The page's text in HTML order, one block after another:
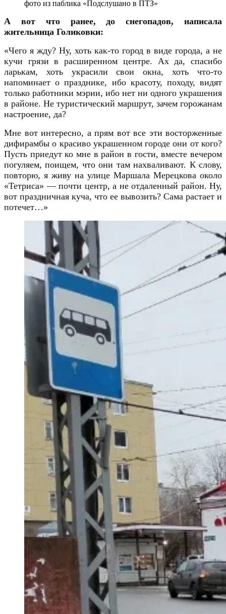
фото из паблика «Подслушано в ПТЗ»
А вот что ранее, до снегопадов, написала
жительница Голиковки:
«Чего я жду? Ну, хоть как-то город в виде города, а не
кучи грязи в расширенном центре. Ах да, спасибо
ларькам, хоть украсили свои окна, хоть что-то
напоминает о празднике, ибо красоту, походу, видят
только работники мэрии, ибо нет ни одного украшения
в районе. Не туристический маршрут, зачем горожанам
настроение, да?
Мне вот интересно, а прям вот все эти восторженные
дифирамбы о красиво украшенном городе они от кого?
Пусть приедут ко мне в район в гости, вместе вечером
погуляем, поищем, что они там нахваливают. К слову,
повторю, я живу на улице Маршала Мерецкова около
«Тетриса» — почти центр, а не отдаленный район. Ну,
вот праздничная куча, что ее вывозить? Сама растает и
потечет…»